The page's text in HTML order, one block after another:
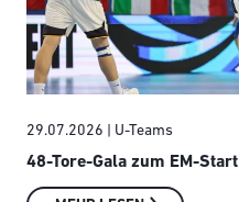
29.07.2026 | U-Teams
48-Tore-Gala zum EM-Start